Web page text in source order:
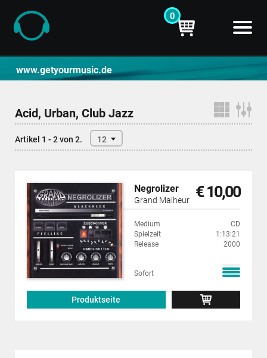
0
www.getyourmusic.de
Acid, Urban, Club Jazz
Artikel 1 - 2 von 2. 12
Negrolizer
Grand Malheur € 10,00
Medium
CD
Spielzeit
1:13:21
Release
2000
Sofort
Produktseite